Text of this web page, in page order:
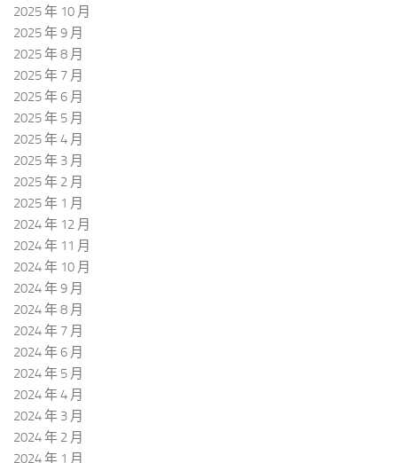
2025 年 10 月
2025 年 9 月
2025 年 8 月
2025 年 7 月
2025 年 6 月
2025 年 5 月
2025 年 4 月
2025 年 3 月
2025 年 2 月
2025 年 1 月
2024 年 12 月
2024 年 11 月
2024 年 10 月
2024 年 9 月
2024 年 8 月
2024 年 7 月
2024 年 6 月
2024 年 5 月
2024 年 4 月
2024 年 3 月
2024 年 2 月
2024 年 1 月